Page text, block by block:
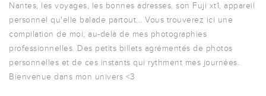
Nantes, les voyages, les bonnes adresses, son Fuji xt1, appareil
personnel qu'elle balade partout... Vous trouverez ici une
compilation de moi, au-delà de mes photographies
professionnelles. Des petits billets agrémentés de photos
personnelles et de ces instants qui rythment mes journées.
Bienvenue dans mon univers <3